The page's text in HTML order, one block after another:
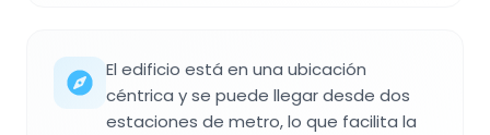
El edificio está en una ubicación
céntrica y se puede llegar desde dos
estaciones de metro, lo que facilita la